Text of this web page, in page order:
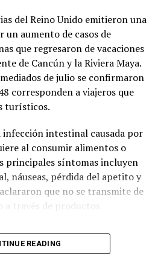
del Reino Unido emitieron una
aumento de casos de
que regresaron de vacaciones
de Cancún y la Riviera Maya.
de julio se confirmaron
corresponden a viajeros que
turísticos.
infección intestinal causada por
al consumir alimentos o
principales síntomas incluyen
náuseas, pérdida del apetito y
que no se transmite de
a través de productos
la Agencia de Seguridad
READING